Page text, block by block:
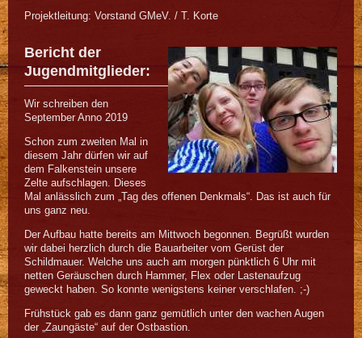
Projektleitung: Vorstand GMeV. / T. Korte
Bericht der
Jugendmitglieder:
Wir schreiben den
September Anno 2019
Schon zum zweiten Mal in
diesem Jahr dürfen wir auf
dem Falkenstein unsere
Zelte aufschlagen. Dieses
Mal anlässlich zum „Tag des offenen Denkmals“. Das ist auch für
uns ganz neu.
Der Aufbau hatte bereits am Mittwoch begonnen. Begrüßt wurden
wir dabei herzlich durch die Bauarbeiter vom Gerüst der
Schildmauer. Welche uns auch am morgen pünktlich 6 Uhr mit
netten Geräuschen durch Hammer, Flex oder Lastenaufzug
geweckt haben. So konnte wenigstens keiner verschlafen. ;-)
Frühstück gab es dann ganz gemütlich unter den wachen Augen
der „Zaungäste“ auf der Ostbastion.